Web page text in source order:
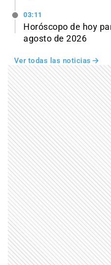
03:11
Horóscopo de hoy
agosto de 2026
Ver todas las noticias